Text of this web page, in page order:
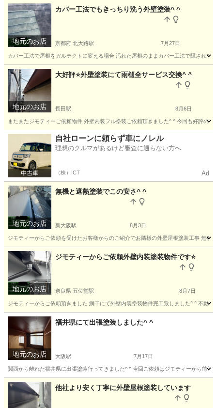
地元のお店
カバー工法でもきっちり洗う外壁塗装^ ^
京都府 北大路駅 7月27日
カバー工法で屋根をガルテクトに変える場合 汚れた屋根のままカバー工法で隠され
京都 京都市 北大路駅 その他 外壁
地元のお店
大好評⭐️外壁塗装にて雨樋全サービス交換^ ^
長田駅 8月6日
またまたジモティーご依頼物件 外壁内装フル塗装ご依頼頂きました^ ^ 今回も好評の
長田駅 その他
自社ローンに頼らず車にノレル
理想のクルマがあるけど審査に通らない方へ
（株）ICT Ad
地元のお店
無機と遮熱塗装でこの安さ^ ^
新大阪駅 8月3日
ジモティーからご依頼を受けたお客様からのご紹介でお隣様の外壁屋根塗装工事 無
大阪 大阪市 その他 無料
地元のお店
ジモティーからご依頼外壁内装塗装物件です⭐️
奈良県 五位堂駅 8月7日
ジモティーからご依頼頂きました 網干にて外壁内装塗装物件完工致しました^ ^ 不動
奈良 香芝市 五位堂駅 リフォーム
地元のお店
福井県にて出張塗装しました^ ^
大阪駅 7月17日
関西から離れた福井県に出張塗装行ってきました^ ^ 今回ご依頼はジモティーから前
大阪 大阪市 大阪駅 その他
他社より安く丁寧に外壁屋根塗装しています